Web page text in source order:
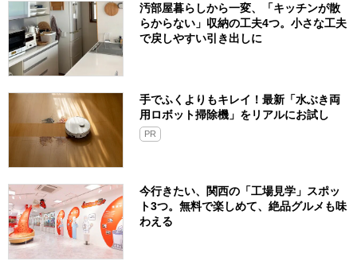
汚部屋暮らしから一変、「キッチンが散
らからない」収納の工夫4つ。小さな工夫
で戻しやすい引き出しに
手でふくよりもキレイ！最新「水ぶき両
用ロボット掃除機」をリアルにお試し
PR
今行きたい、関西の「工場見学」スポッ
ト3つ。無料で楽しめて、絶品グルメも味
わえる